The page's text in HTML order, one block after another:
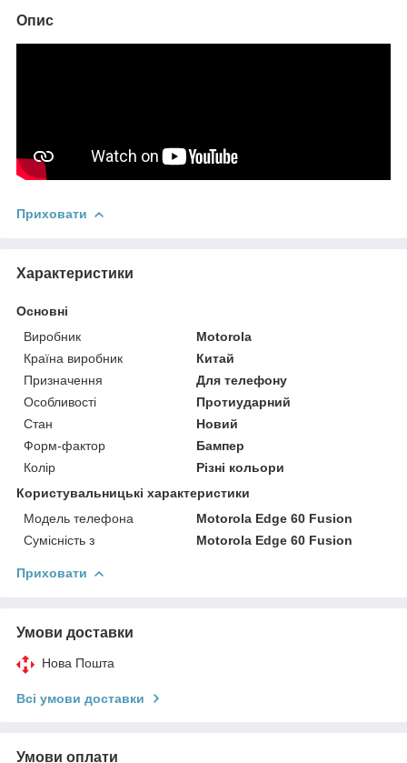
Опис
Приховати
Характеристики
Основні
Виробник
Motorola
Країна виробник
Китай
Призначення
Для телефону
Особливості
Протиударний
Стан
Новий
Форм-фактор
Бампер
Колір
Різні кольори
Користувальницькі характеристики
Модель телефона
Motorola Edge 60 Fusion
Сумісність з
Motorola Edge 60 Fusion
Приховати
Умови доставки
Нова Пошта
Всі умови доставки
Умови оплати